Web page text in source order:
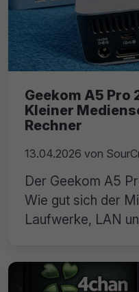
Geekom A5 Pro
Kleiner
Rechner
13.04.2026 von
Der Geekom A5
Wie gut sich der
Laufwerke, LAN